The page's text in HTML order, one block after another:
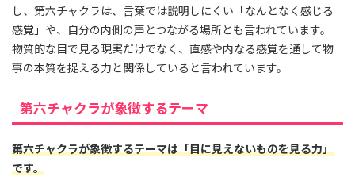
し、第六チャクラは、言葉では説明しにくい「なんとなく感じる
感覚」や、自分の内側の声とつながる場所とも言われています。
物質的な目で見る現実だけでなく、直感や内なる感覚を通して物
事の本質を捉える力と関係していると言われています。
第六チャクラが象徴するテーマ
第六チャクラが象徴するテーマは「目に見えないものを見る力」
です。